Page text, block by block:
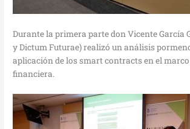
Durante la primera parte don Vicente García
y Dictum Futurae) realizó un análisis
aplicación de los smart contracts en el
financiera.